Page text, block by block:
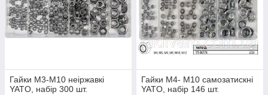
Гайки М3-М10 неіржавкі
YATO, набір 300 шт.
Гайки М4- М10 самозатискні
YATO, набір 146 шт.